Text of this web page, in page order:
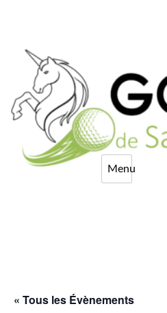
« Tous les Évènements